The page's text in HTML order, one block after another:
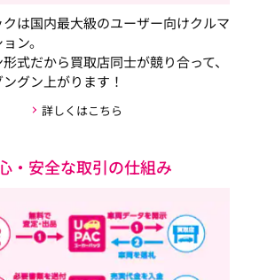
は国内最大級のユーザー向けクルマ
ン。
式だから買取店同士が競り合って、
グン上がります！
詳しくはこちら
・安全な取引の仕組み